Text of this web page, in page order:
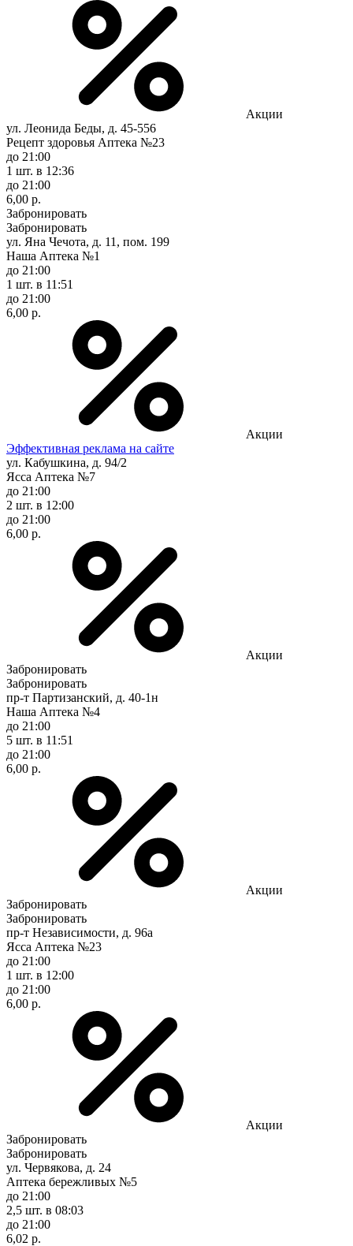
Акции
ул. Леонида Беды, д. 45-556
Рецепт здоровья Аптека №23
до 21:00
1 шт. в 12:36
до 21:00
6,00 р.
Забронировать
Забронировать
ул. Яна Чечота, д. 11, пом. 199
Наша Аптека №1
до 21:00
1 шт. в 11:51
до 21:00
6,00 р.
Акции
Эффективная реклама на сайте
ул. Кабушкина, д. 94/2
Ясса Аптека №7
до 21:00
2 шт. в 12:00
до 21:00
6,00 р.
Акции
Забронировать
Забронировать
пр-т Партизанский, д. 40-1н
Наша Аптека №4
до 21:00
5 шт. в 11:51
до 21:00
6,00 р.
Акции
Забронировать
Забронировать
пр-т Независимости, д. 96а
Ясса Аптека №23
до 21:00
1 шт. в 12:00
до 21:00
6,00 р.
Акции
Забронировать
Забронировать
ул. Червякова, д. 24
Аптека бережливых №5
до 21:00
2,5 шт. в 08:03
до 21:00
6,02 р.